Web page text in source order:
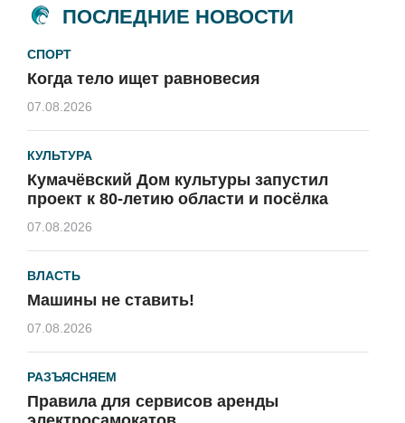
ПОСЛЕДНИЕ НОВОСТИ
СПОРТ
Когда тело ищет равновесия
07.08.2026
КУЛЬТУРА
Кумачёвский Дом культуры запустил
проект к 80-летию области и посёлка
07.08.2026
ВЛАСТЬ
Машины не ставить!
07.08.2026
РАЗЪЯСНЯЕМ
Правила для сервисов аренды